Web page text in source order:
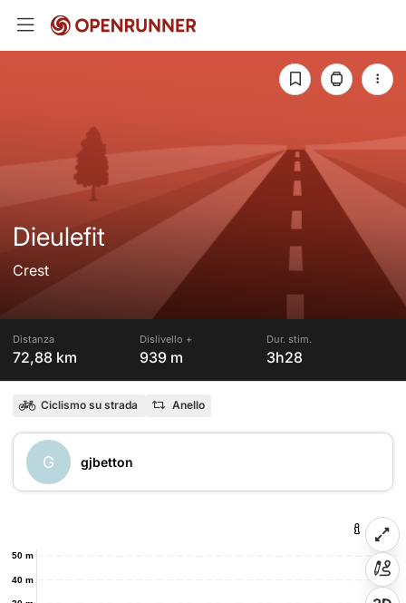
Dieulefit
Crest
Distanza
72,88 km
Dislivello +
939 m
Dur. stim.
3h28
Ciclismo su strada Anello
G gjbetton
40 m
50 m